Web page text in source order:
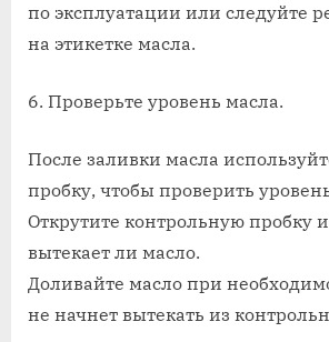
по эксплуатации или следуйте
на этикетке масла.
6. Проверьте уровень масла.
После заливки масла
пробку, чтобы проверить
Открутите контрольную пробку
вытекает ли масло.
Доливайте масло при
не начнет вытекать из